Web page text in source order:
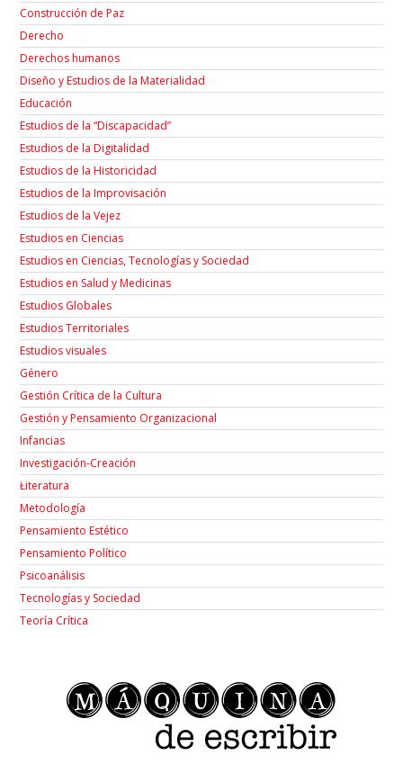
Construcción de Paz
Derecho
Derechos humanos
Diseño y Estudios de la Materialidad
Educación
Estudios de la “Discapacidad”
Estudios de la Digitalidad
Estudios de la Historicidad
Estudios de la Improvisación
Estudios de la Vejez
Estudios en Ciencias
Estudios en Ciencias, Tecnologías y Sociedad
Estudios en Salud y Medicinas
Estudios Globales
Estudios Territoriales
Estudios visuales
Género
Gestión Crítica de la Cultura
Gestión y Pensamiento Organizacional
Infancias
Investigación-Creación
Łiteratura
Metodología
Pensamiento Estético
Pensamiento Político
Psicoanálisis
Tecnologías y Sociedad
Teoría Crítica